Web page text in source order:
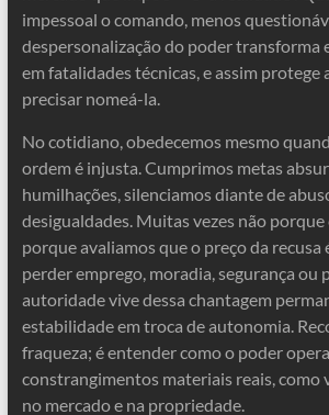
impessoal o comando, menos
despersonalização do poder transforma
em fatalidades técnicas, e assim protege
precisar nomeá-la.
No cotidiano, obedecemos mesmo
ordem é injusta. Cumprimos metas
humilhações, silenciamos diante de
desigualdades. Muitas vezes não
porque avaliamos que o preço da recusa
perder emprego, moradia, segurança ou
autoridade vive dessa chantagem
estabilidade em troca de autonomia.
fraqueza; é entender como o poder
constrangimentos materiais reais, como
no mercado e na propriedade.